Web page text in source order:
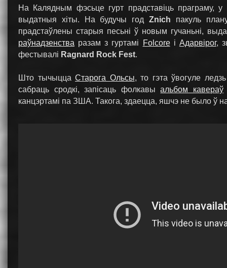
На Калядным фэсьце гурт прадставіць праграму,
выдатныя хіты. На будучы годZnich пакуль
прадстаўлены старыя песьні ў новым гучаньні,
раўнадзенства разам з гуртамі Folcorei Адарвірог,
фестывалі Ragnard Rock Fest.
Што тычыцца Старога Ольсы, то гэта ўвогуле
сабраць сродкі, запісаць фолкавыальбом кавераў
канцэртамі па ЗША. Такога, здаецца, яшчэ не было ў